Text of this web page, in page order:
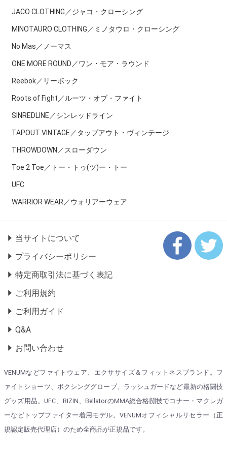
JACO CLOTHING／ジャコ・クローシング
MINOTAURO CLOTHING／ミノタウロ・クローシング
No Mas／ノーマス
ONE MORE ROUND／ワン・モア・ラウンド
Reebok／リーボック
Roots of Fight／ルーツ・オブ・ファイト
SINREDLINE／シンレッドライン
TAPOUT VINTAGE／タップアウト・ヴィンテージ
THROWDOWN／スローダウン
Toe 2 Toe／トー・トゥ(ツ)ー・トー
UFC
WARRIOR WEAR／ウォリアーウェア
当サイトについて
プライバシーポリシー
特定商取引法に基づく表記
ご利用規約
ご利用ガイド
Q&A
お問い合わせ
VENUMなどファイトウェア、エクササイズ＆フィットネスブランド。フ
ァイトショーツ、ボクシンググローブ、ラッシュガードなど最新の格闘技
グッズ用品。UFC、RIZIN、BellatorのMMA総合格闘技でコナー・マクレガ
ーなどトップファイター着用モデル。VENUMオフィシャルリセラー（正
規認定販売代理店）のため全商品が正規品です。